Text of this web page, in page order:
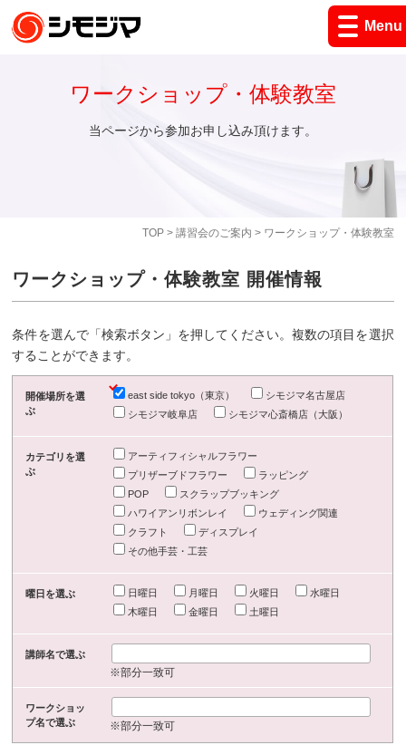
Menu
TOP> 講習会のご案内 > ワークショップ・体験教室
ワークショップ・体験教室
当ページから参加お申し込み頂けます。
ワークショップ・体験教室 開催情報
条件を選んで「検索ボタン」を押してください。複数の項目を選択
することができます。
開催場所を選
ぶ
east side tokyo（東京）
シモジマ名古屋店
シモジマ岐阜店
シモジマ心斎橋店（大阪）
カテゴリを選
ぶ
アーティフィシャルフラワー
プリザーブドフラワー
ラッピング
POP
スクラップブッキング
ハワイアンリボンレイ
ウェディング関連
クラフト
ディスプレイ
その他手芸・工芸
曜日を選ぶ 日曜日 月曜日 火曜日
水曜日
木曜日
金曜日 土曜日
講師名で選ぶ
※部分一致可
ワークショッ
プ名で選ぶ
※部分一致可